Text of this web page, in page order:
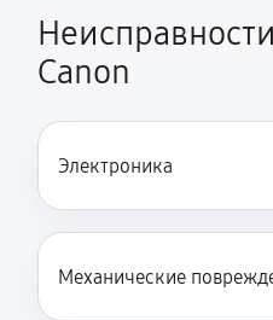
Canon
Электроника
Механические